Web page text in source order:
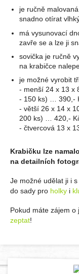
je ručně
snadno otírat
má vysunovací
zavře se a lze ji
sovička je ručně
na krabičce
je možné vyrobit
- menší 24 x 13 x
- 150 ks) … 390,-
- větší 26 x 14 x
200 ks) … 420,-
- čtvercová 13 x
Krabičku lze
na detailních
Je možné udělat ji i s
do sady pro holky i
Pokud máte zájem
zeptat!